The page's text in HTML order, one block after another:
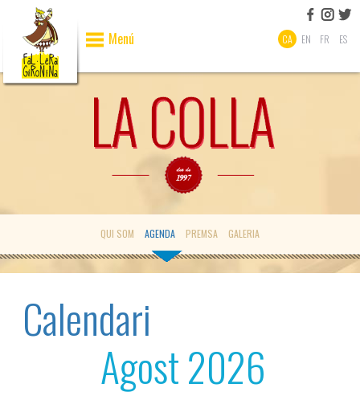
CA EN FR ES
Menú
QUI SOM AGENDA PREMSA GALERIA
Calendari
Agost 2026